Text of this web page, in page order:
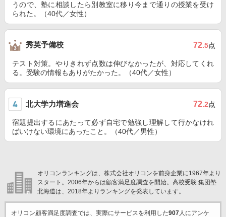
うので、塾に相談したら別教室に移り今まで通りの授業を受け
られた。（40代／女性）
秀英予備校 72.5点
テスト対策。やりきれず点数は伸びなかったが、対応してくれ
る。受験の情報もありがたかった。（40代／女性）
北大学力増進会 72.2点
宿題提出するにあたって必ず自宅で勉強し理解して行かなけれ
ばいけない環境にあったこと。（40代／男性）
オリコンランキングは、株式会社オリコンを前身企業に1967年より
スタート。2006年からは顧客満足度調査を開始。高校受験 集団塾
北海道は、2018年よりランキングを発表しています。
オリコン顧客満足度調査では、実際にサービスを利用した907人にアンケ